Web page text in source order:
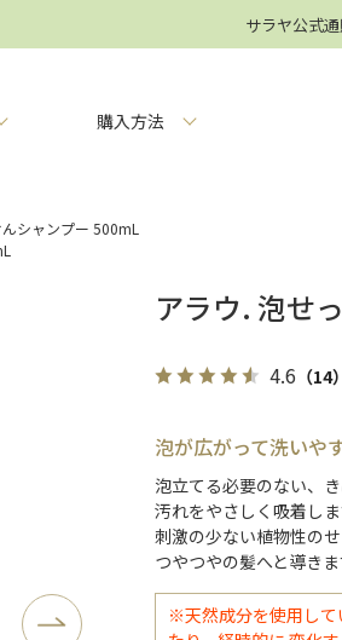
サラヤ公式
購入方法
シャンプー 500mL
アラウ. 泡せ
4.6 （14）
泡が広がって洗いや
泡立てる必要のない、
汚れをやさしく吸着しま
刺激の少ない植物性の
つやつやの髪へと導きま
※天然成分を使用して